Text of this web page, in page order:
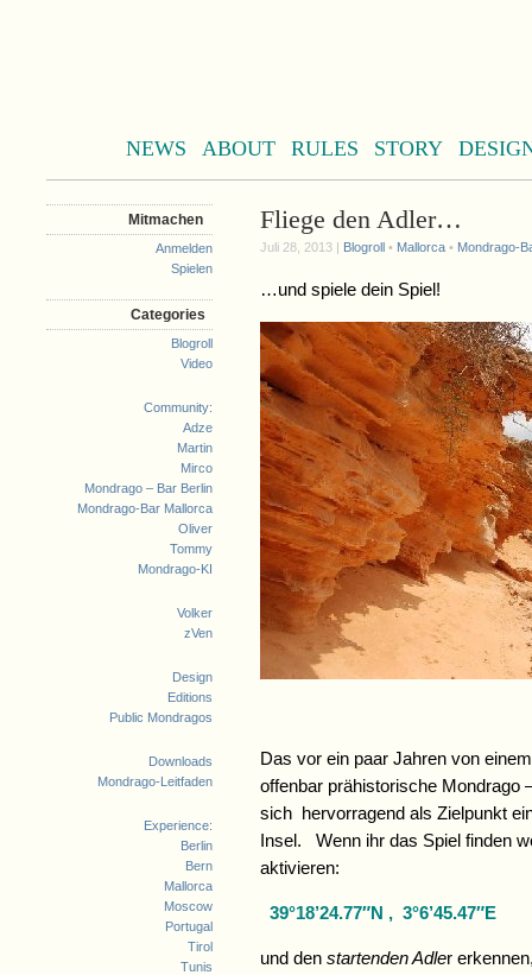
NEWS ABOUT RULES STORY
Mitmachen
Anmelden
Spielen
Categories
Blogroll
Video
Community:
Adze
Martin
Mirco
Mondrago – Bar Berlin
Mondrago-Bar Mallorca
Oliver
Tommy
Mondrago-KI
Volker
zVen
Design
Editions
Public Mondragos
Downloads
Mondrago-Leitfaden
Experience:
Berlin
Bern
Mallorca
Moscow
Portugal
Tirol
Tunis
Fliege den Adler…
Juli 28, 2013 | Blogroll • Mallorca • Mondrago-
…und spiele dein Spiel!
Das vor ein paar Jahren von
offenbar prähistorische Mondrago
sich hervorragend als Zielpunkt
Insel.
Wenn ihr das Spiel finden
aktivieren:
39°18’24.77″N , 3°6’45.47″E
und den startenden Adler